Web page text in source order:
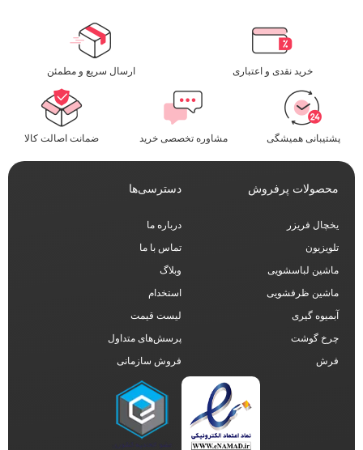
خرید نقدی و اعتباری ارسال سریع و مطمئن​
پشتیبانی همیشگی مشاوره تخصصی خرید ضمانت اصالت کالا
محصولات پرفروش
یخچال فریزر
تلویزیون
ماشین لباسشویی
ماشین ظرفشویی
آبمیوه گیری
چرخ گوشت
فرش
دسترسی‌ها
درباره ما
تماس با ما
وبلاگ
استخدام
لیست قیمت
پرسش‌های متداول
فروش سازمانی